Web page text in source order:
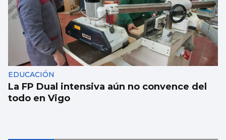
EDUCACIÓN
La FP Dual intensiva aún no convence del
todo en Vigo